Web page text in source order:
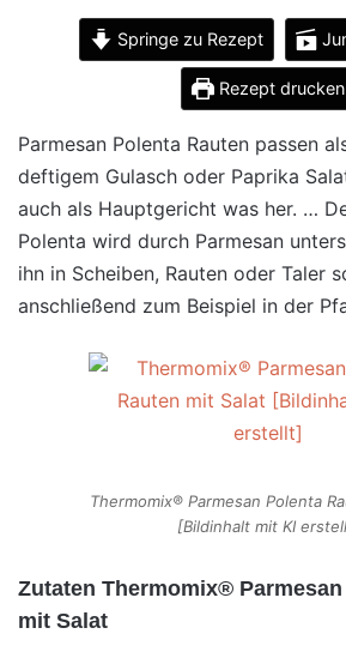
Springe zu Rezept
Rezept drucken
Parmesan Polenta Rauten passen
deftigem Gulasch oder Paprika
auch als Hauptgericht was her. …
Polenta wird durch Parmesan
ihn in Scheiben, Rauten oder Taler
anschließend zum Beispiel in der
Thermomix® Parmesan Polenta
[Bildinhalt mit KI
Zutaten Thermomix®
mit Salat